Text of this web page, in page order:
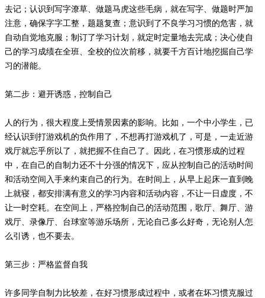
去记；认识到写字潦草、做题马虎这些毛病，就在写字、做题时严加
注意，确保字字工整，题题复查；意识到了不良学习习惯的危害，就
自动自觉地克服；制订了学习计划，就定时定量地去完成；决心使自
己的学习成绩在全班、全校的位次前移，就要千方百计地挖掘自己学
习的潜能。
第二步：避开诱惑，控制自己
人的行为，很大程度上受情景因素的影响。比如，一个中小学生，已
经认识到打游戏机的负作用了，不想再打游戏机了，可是，一走近游
戏厅就忘乎所以了，就把握不住自己了。因此，在习惯形成的过程
中，在自己的自制力还不十分强的情况下，应从控制自己的活动时间
和活动空间入手来约束自己的行为。在时间上，从早上起床一直到晚
上就寝，都安排满有意义的学习内容和活动内容，不让一日虚度，不
让一时空耗。在空间上，严格控制自己的活动范围，歌厅、舞厅、游
戏厅、录像厅、台球室等游乐场所，无论自己多么好奇，无论别人怎
么引诱，也不要去。
第三步：严格监督自我
许多同学自制力比较差，在好习惯形成过程中，或者在坏习惯克服过